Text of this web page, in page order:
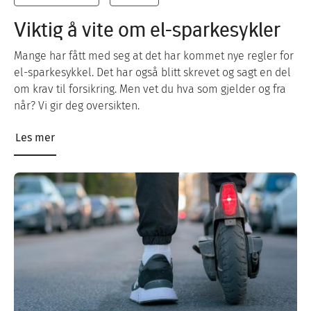
Viktig å vite om el-sparkesykler
Mange har fått med seg at det har kommet nye regler for
el-sparkesykkel. Det har også blitt skrevet og sagt en del
om krav til forsikring. Men vet du hva som gjelder og fra
når? Vi gir deg oversikten.
Les mer